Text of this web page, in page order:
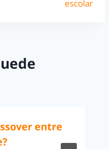
escolar
entre